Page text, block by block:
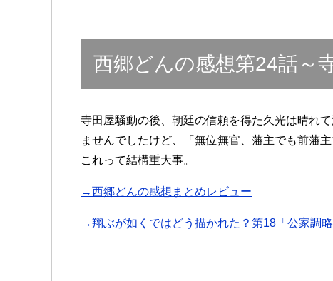
西郷どんの感想第24話～
寺田屋騒動の後、朝廷の信頼を得た久光は晴れ
ませんでしたけど、「無位無官、藩主でも前藩
これって結構重大事。
→西郷どんの感想まとめレビュー
→翔ぶが如くではどう描かれた？第18「公家調略